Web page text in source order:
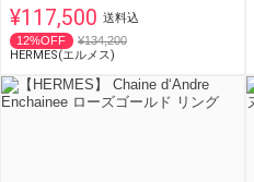
¥117,500 送料込
12%OFF
¥134,200
HERMES(エルメス)